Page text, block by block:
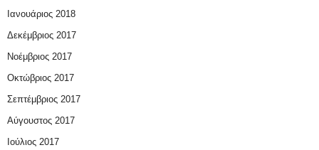
Ιανουάριος 2018
Δεκέμβριος 2017
Νοέμβριος 2017
Οκτώβριος 2017
Σεπτέμβριος 2017
Αύγουστος 2017
Ιούλιος 2017